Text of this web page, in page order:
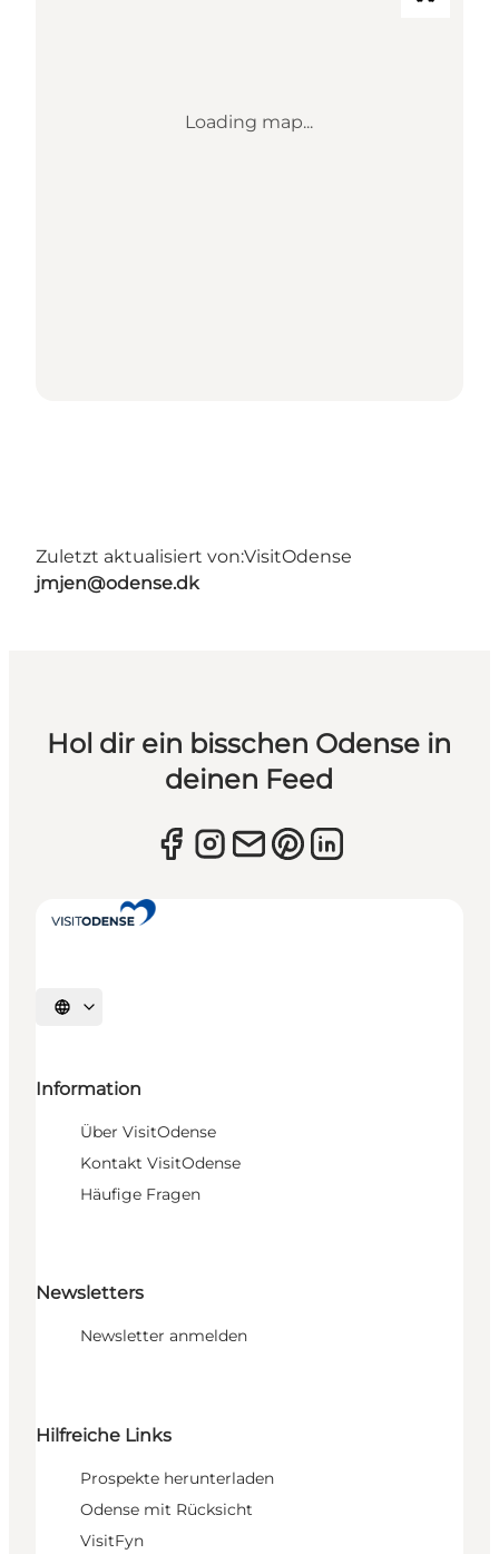
Loading map...
Zuletzt aktualisiert von:VisitOdense
jmjen@odense.dk
Hol dir ein bisschen Odense in
deinen Feed
Sprache auswählen
Information
Über VisitOdense
Kontakt VisitOdense
Häufige Fragen
Newsletters
Newsletter anmelden
Hilfreiche Links
Prospekte herunterladen
Odense mit Rücksicht
VisitFyn